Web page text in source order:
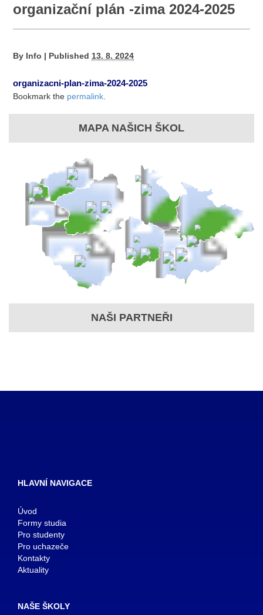
organizační plán -zima 2024-2025
By Info | Published 13. 8. 2024
organizacni-plan-zima-2024-2025
Bookmark the permalink
MAPA NAŠICH ŠKOL
NAŠI PARTNEŘI
HLAVNÍ NAVIGACE
Úvod
Formy studia
Pro studenty
Pro uchazeče
Kontakty
Aktuality
NAŠE ŠKOLY